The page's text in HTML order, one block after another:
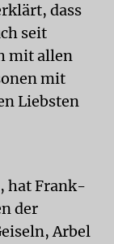
dass
seit
mit allen
mit
Liebsten
hat Frank-
der
Arbel